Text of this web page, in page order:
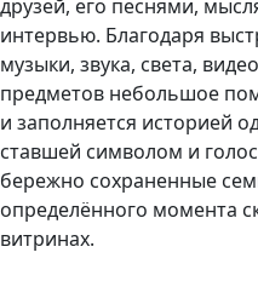
друзей, его песнями,
интервью. Благодаря
музыки, звука, света,
предметов небольшое
и заполняется историей
ставшей символом и
бережно сохраненные
определённого момента
витринах.